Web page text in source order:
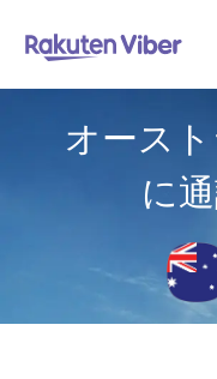
オース
に